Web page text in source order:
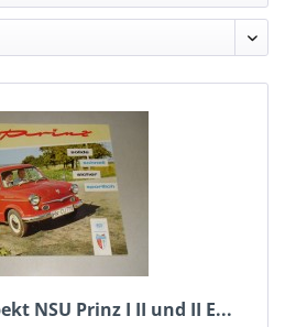
NSU Prinz I II und II E...